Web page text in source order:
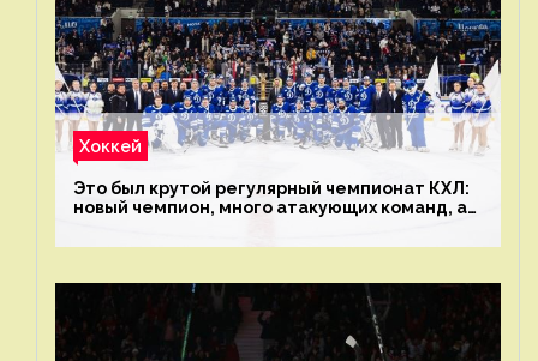
Хоккей
Это был крутой регулярный чемпионат КХЛ:
новый чемпион, много атакующих команд, а